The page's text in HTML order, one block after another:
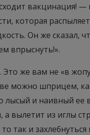
вакцинация! —
которая
Он же сказал,
впрыснуть!».
же вам не «в
можно шприцем,
лысый и наивный ее
вылетит из иглы
так и